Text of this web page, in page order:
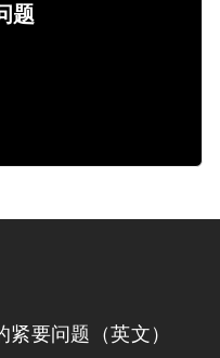
题
要问题（英文）